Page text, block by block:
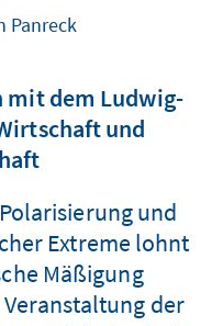
Panreck
mit dem Ludwig-
und
und
Extreme lohnt
Mäßigung
der